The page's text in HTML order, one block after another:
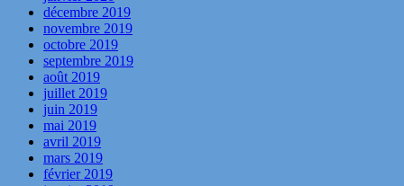
décembre 2019
novembre 2019
octobre 2019
septembre 2019
août 2019
juillet 2019
juin 2019
mai 2019
avril 2019
mars 2019
février 2019